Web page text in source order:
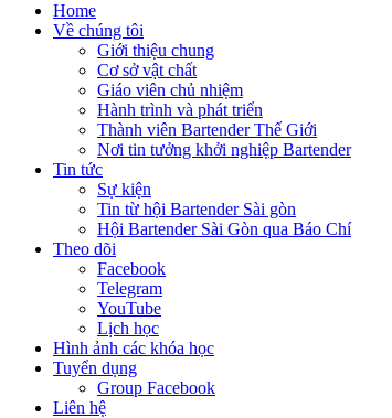
Home
Về chúng tôi
Giới thiệu chung
Cơ sở vật chất
Giáo viên chủ nhiệm
Hành trình và phát triển
Thành viên Bartender Thế Giới
Nơi tin tưởng khởi nghiệp Bartender
Tin tức
Sự kiện
Tin từ hội Bartender Sài gòn
Hội Bartender Sài Gòn qua Báo Chí
Theo dõi
Facebook
Telegram
YouTube
Lịch học
Hình ảnh các khóa học
Tuyển dụng
Group Facebook
Liên hệ